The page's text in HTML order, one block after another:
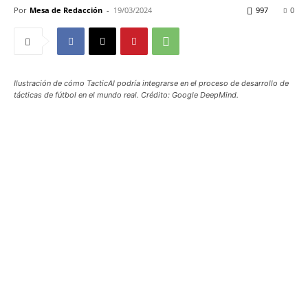
Por Mesa de Redacción - 19/03/2024 0
997
Ilustración de cómo TacticAI podría integrarse en el proceso de desarrollo de
tácticas de fútbol en el mundo real. Crédito: Google DeepMind.